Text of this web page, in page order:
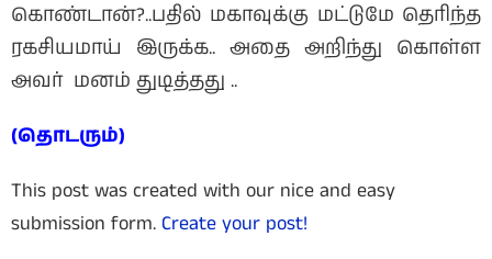
கொண்டான்?..பதில் மகாவுக்கு மட்டுமே தெரிந்த
ரகசியமாய் இருக்க.. அதை அறிந்து கொள்ள
அவர் மனம் துடித்தது ..
(தொடரும்)
This post was created with our nice and easy
submission form. Create your post!